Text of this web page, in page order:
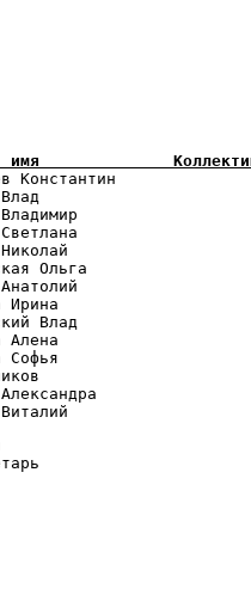
имя
Константин
Ольга
Ирина
Влад
Алена
Софья